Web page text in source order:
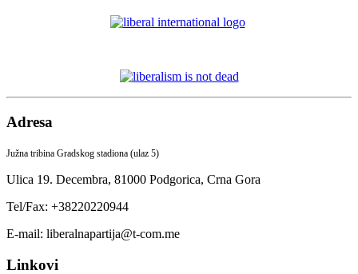
Adresa
Južna tribina Gradskog stadiona (ulaz 5)
Ulica 19. Decembra, 81000 Podgorica, Crna Gora
Tel/Fax: +38220220944
E-mail: liberalnapartija@t-com.me
Linkovi